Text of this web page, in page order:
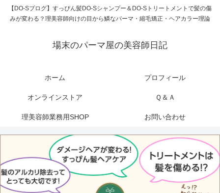
【DO-Sブログ】すっぴん髪DO-Sシャンプー＆DO-Sトリートメントで髪の傷
みが変わる？理美容師向けの目から鱗なパーマ・縮毛矯正・ヘアカラー理論
場末のパーマ屋の美容師日記
ホーム プロフィール
オンラインストア Ｑ＆Ａ
理美容師業務用SHOP お問い合わせ